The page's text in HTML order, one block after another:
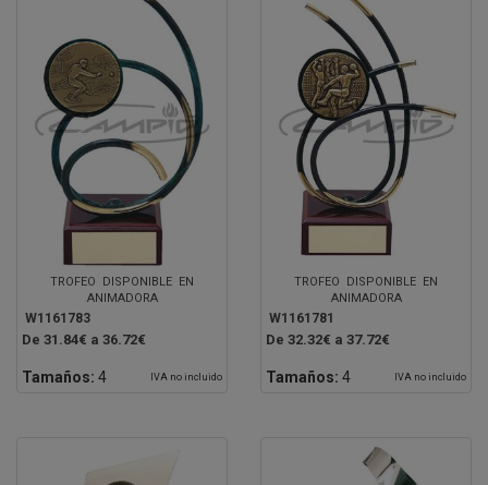
TROFEO DISPONIBLE EN
ANIMADORA
W1161783
De 31.84€ a 36.72€
Tamaños: 4 IVA no incluido
TROFEO DISPONIBLE EN
ANIMADORA
W1161781
De 32.32€ a 37.72€
Tamaños: 4 IVA no incluido